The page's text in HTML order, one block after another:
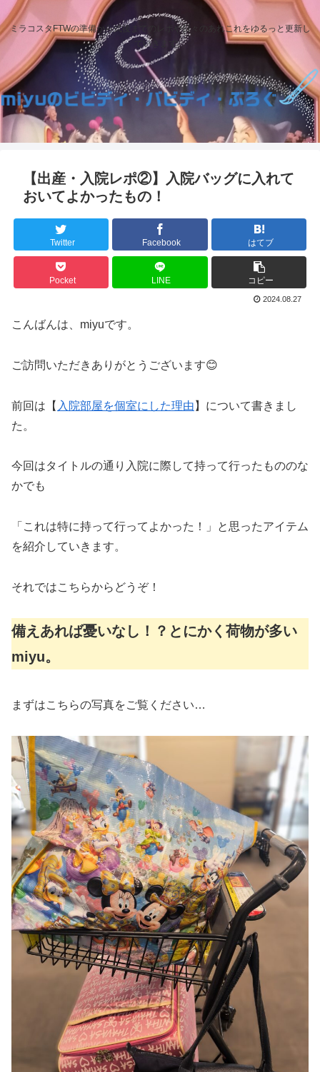
ミラコスタFTWの準備から式後までのレポや日々のあれこれをゆるっと更新し
ていきます。
【出産・入院レポ②】入院バッグに入れて
おいてよかったもの！
Twitter Facebook はてブ
Pocket LINE コピー
2024.08.27
こんばんは、miyuです。
ご訪問いただきありがとうございます😊
前回は【 入院部屋を個室にした理由 】について書きまし
た。
今回はタイトルの通り入院に際して持って行ったもののな
かでも
「これは特に持って行ってよかった！」と思ったアイテム
を紹介していきます。
それではこちらからどうぞ！
備えあれば憂いなし！？とにかく荷物が多い
miyu。
まずはこちらの写真をご覧ください…